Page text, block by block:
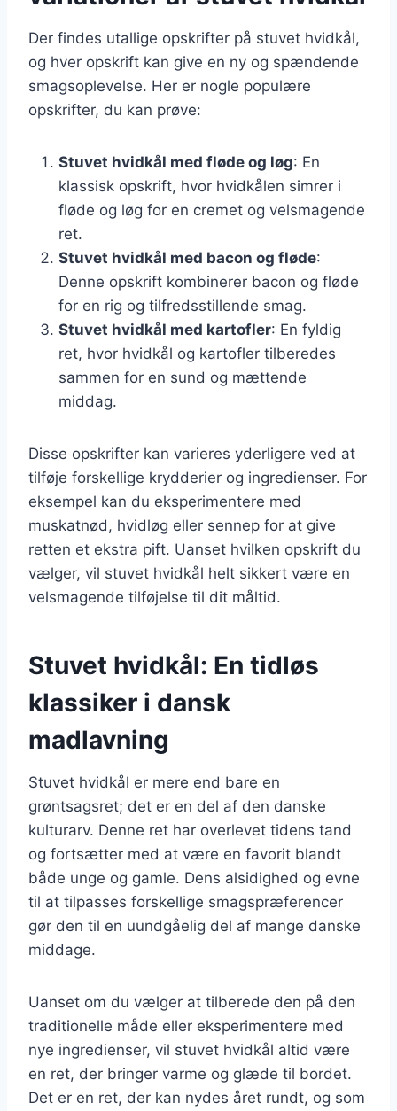
Der findes utallige opskrifter på stuvet hvidkål,
og hver opskrift kan give en ny og spændende
smagsoplevelse. Her er nogle populære
opskrifter, du kan prøve:
Stuvet hvidkål med fløde og løg: En
klassisk opskrift, hvor hvidkålen simrer i
fløde og løg for en cremet og velsmagende
ret.
Stuvet hvidkål med bacon og fløde:
Denne opskrift kombinerer bacon og fløde
for en rig og tilfredsstillende smag.
Stuvet hvidkål med kartofler: En fyldig
ret, hvor hvidkål og kartofler tilberedes
sammen for en sund og mættende
middag.
Disse opskrifter kan varieres yderligere ved at
tilføje forskellige krydderier og ingredienser. For
eksempel kan du eksperimentere med
muskatnød, hvidløg eller sennep for at give
retten et ekstra pift. Uanset hvilken opskrift du
vælger, vil stuvet hvidkål helt sikkert være en
velsmagende tilføjelse til dit måltid.
Stuvet hvidkål: En tidløs
klassiker i dansk
madlavning
Stuvet hvidkål er mere end bare en
grøntsagsret; det er en del af den danske
kulturarv. Denne ret har overlevet tidens tand
og fortsætter med at være en favorit blandt
både unge og gamle. Dens alsidighed og evne
til at tilpasses forskellige smagspræferencer
gør den til en uundgåelig del af mange danske
middage.
Uanset om du vælger at tilberede den på den
traditionelle måde eller eksperimentere med
nye ingredienser, vil stuvet hvidkål altid være
en ret, der bringer varme og glæde til bordet.
Det er en ret, der kan nydes året rundt, og som